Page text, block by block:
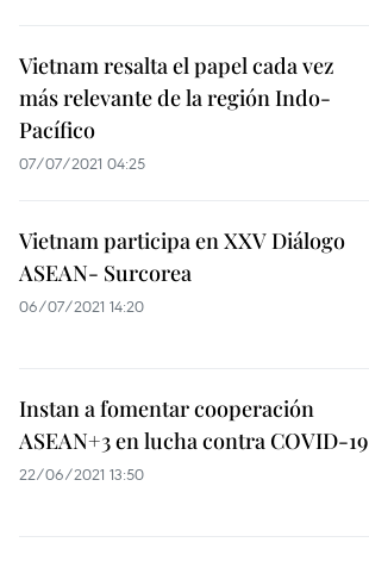
Vietnam resalta el papel cada vez
más relevante de la región Indo-
Pacífico
07/07/2021 04:25
Vietnam participa en XXV Diálogo
ASEAN- Surcorea
06/07/2021 14:20
Instan a fomentar cooperación
ASEAN+3 en lucha contra COVID-19
22/06/2021 13:50